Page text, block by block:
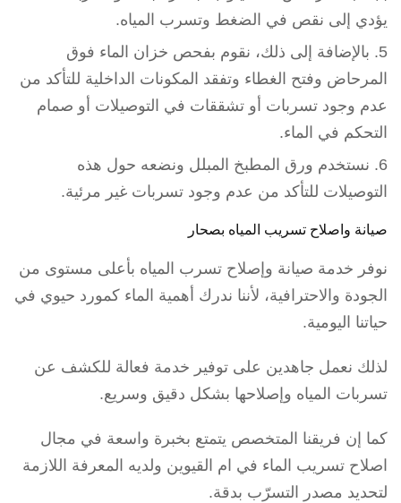
يؤدي إلى نقص في الضغط وتسرب المياه.
بالإضافة إلى ذلك، نقوم بفحص خزان الماء فوق
المرحاض وفتح الغطاء وتفقد المكونات الداخلية للتأكد من
عدم وجود تسربات أو تشققات في التوصيلات أو صمام
التحكم في الماء.
نستخدم ورق المطبخ المبلل ونضعه حول هذه
التوصيلات للتأكد من عدم وجود تسربات غير مرئية.
صيانة واصلاح تسريب المياه بصحار
نوفر خدمة صيانة وإصلاح تسرب المياه بأعلى مستوى من
الجودة والاحترافية، لأننا ندرك أهمية الماء كمورد حيوي في
حياتنا اليومية.
لذلك نعمل جاهدين على توفير خدمة فعالة للكشف عن
تسربات المياه وإصلاحها بشكل دقيق وسريع.
كما إن فريقنا المتخصص يتمتع بخبرة واسعة في مجال
اصلاح تسريب الماء في ام القيوين ولديه المعرفة اللازمة
لتحديد مصدر التسرّب بدقة.